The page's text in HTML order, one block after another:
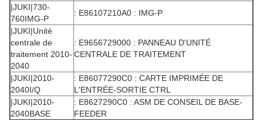
|JUKI|730-
760IMG-P
: E86107210A0 : IMG-P
|JUKI|Unité
centrale de
traitement 2010-
2040
: E9656729000 : PANNEAU D'UNITÉ
CENTRALE DE TRAITEMENT
|JUKI|2010-
2040I/Q
: E86077290C0 : CARTE IMPRIMÉE DE
L'ENTRÉE-SORTIE CTRL
|JUKI|2010-
2040BASE
: E8627290C0 : ASM DE CONSEIL DE BASE-
FEEDER